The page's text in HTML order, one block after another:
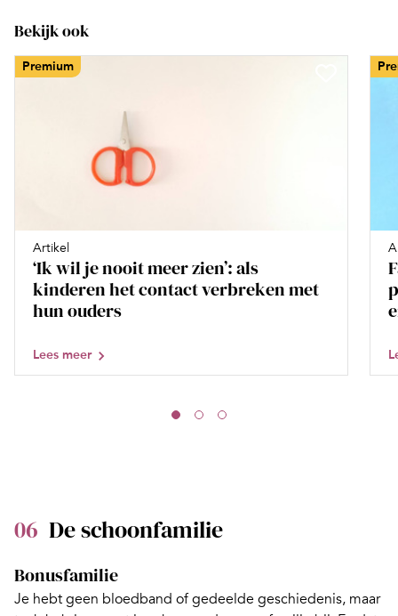
Bekijk ook
Premium
Artikel
‘Ik wil je nooit meer zien’: als
kinderen het contact verbreken met
hun ouders
Lees meer
06 De schoonfamilie
Bonusfamilie
Je hebt geen bloedband of gedeelde geschiedenis, maar